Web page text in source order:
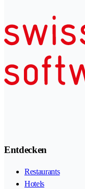
Entdecken
Restaurants
Hotels